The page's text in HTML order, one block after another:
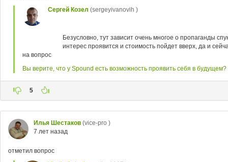
Сергей Козел (sergeyivanovih )
Безусловно, тут зависит очень многое о пропаганды
интерес проявится и стоимость пойдет вверх, да и
на вопрос
Вы верите, что у Spound есть возможность проявить себя в будущем?
5
Илья Шестаков (vice-pro )
7 лет назад
отметил вопрос